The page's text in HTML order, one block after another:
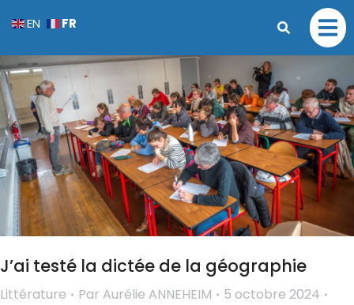
J’ai testé la dictée de la géographie
Littérature Par Aurélie ANNEHEIM
5 octobre 2024
EN FR